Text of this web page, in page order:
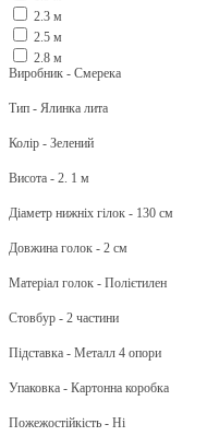
2.3 м
2.5 м
2.8 м
Виробник - Смерека
Тип - Ялинка лита
Колір - Зелений
Висота - 2. 1 м
Діаметр нижніх гілок - 130 см
Довжина голок - 2 см
Матеріал голок - Полієтилен
Стовбур - 2 частини
Підставка - Металл 4 опори
Упаковка - Картонна коробка
Пожежостійкість - Ні